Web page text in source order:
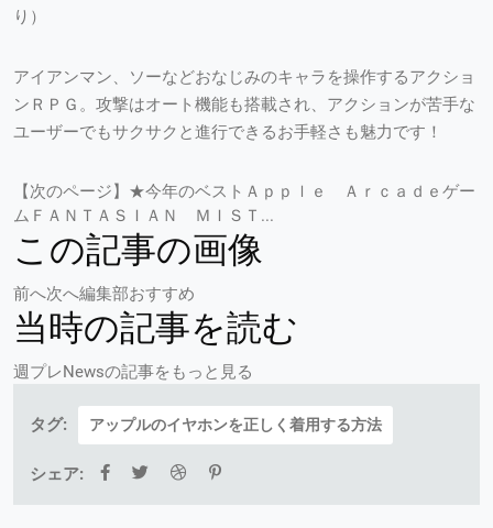
り）
アイアンマン、ソーなどおなじみのキャラを操作するアクショ
ンＲＰＧ。攻撃はオート機能も搭載され、アクションが苦手な
ユーザーでもサクサクと進行できるお手軽さも魅力です！
【次のページ】★今年のベストＡｐｐｌｅ Ａｒｃａｄｅゲー
ムＦＡＮＴＡＳＩＡＮ ＭＩＳＴ...
この記事の画像
前へ次へ編集部おすすめ
当時の記事を読む
週プレNewsの記事をもっと見る
タグ: アップルのイヤホンを正しく着用する方法
シェア: